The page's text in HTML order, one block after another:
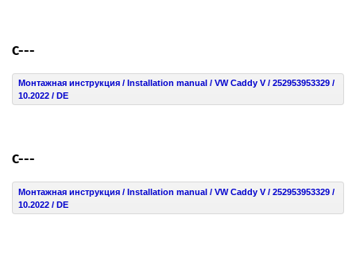
C---
Монтажная инструкция / Installation manual / VW Caddy V / 252953953329 /
10.2022 / DE
C---
Монтажная инструкция / Installation manual / VW Caddy V / 252953953329 /
10.2022 / DE